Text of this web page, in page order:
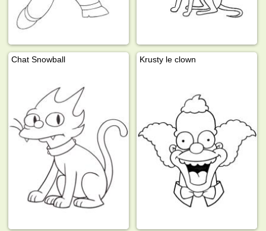
Chat Snowball Krusty le clown